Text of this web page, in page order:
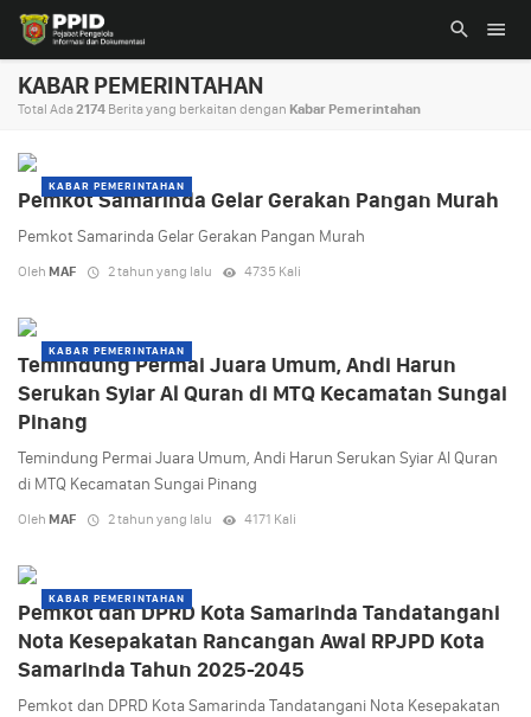
KABAR PEMERINTAHAN
Total Ada2174 Berita yang berkaitan dengan Kabar Pemerintahan
KABAR PEMERINTAHAN
Pemkot Samarinda Gelar Gerakan Pangan Murah
Pemkot Samarinda Gelar Gerakan Pangan Murah
Oleh MAF 2 tahun yang lalu 4735 Kali
KABAR PEMERINTAHAN
Temindung Permai Juara Umum, Andi Harun
Serukan Syiar Al Quran di MTQ Kecamatan Sungai
Pinang
Temindung Permai Juara Umum, Andi Harun Serukan Syiar Al Quran
di MTQ Kecamatan Sungai Pinang
Oleh MAF 2 tahun yang lalu 4171 Kali
KABAR PEMERINTAHAN
Pemkot dan DPRD Kota Samarinda Tandatangani
Nota Kesepakatan Rancangan Awal RPJPD Kota
Samarinda Tahun 2025-2045
Pemkot dan DPRD Kota Samarinda Tandatangani Nota Kesepakatan